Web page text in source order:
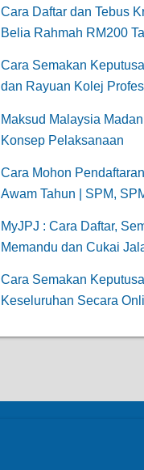
Cara Daftar dan Tebus
Belia Rahmah RM200
Cara Semakan
dan Rayuan Kolej
Maksud Malaysia
Konsep Pelaksanaan
Cara Mohon
Awam Tahun |
MyJPJ : Cara Daftar,
Memandu dan Cukai
Cara Semakan
Keseluruhan Secara